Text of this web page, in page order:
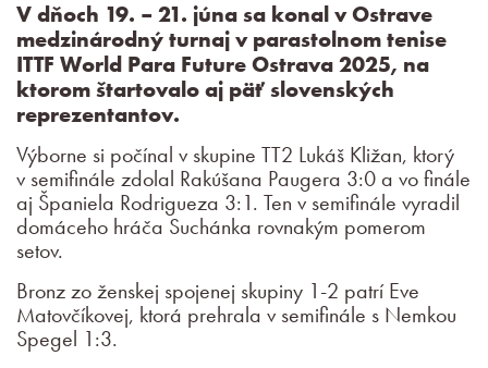
V dňoch 19. – 21. júna sa konal v Ostrave
medzinárodný turnaj v parastolnom tenise
ITTF World Para Future Ostrava 2025, na
ktorom štartovalo aj päť slovenských
reprezentantov.
Výborne si počínal v skupine TT2 Lukáš Kližan, ktorý
v semifinále zdolal Rakúšana Paugera 3:0 a vo finále
aj Španiela Rodrigueza 3:1. Ten v semifinále vyradil
domáceho hráča Suchánka rovnakým pomerom
setov.
Bronz zo ženskej spojenej skupiny 1-2 patrí Eve
Matovčíkovej, ktorá prehrala v semifinále s Nemkou
Spegel 1:3.